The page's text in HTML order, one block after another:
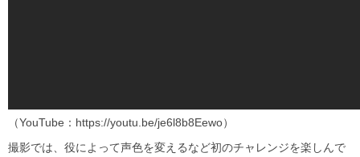
（YouTube：https://youtu.be/je6l8b8Eewo）
撮影では、役によって声色を変えるなど初のチャレンジを楽しんで